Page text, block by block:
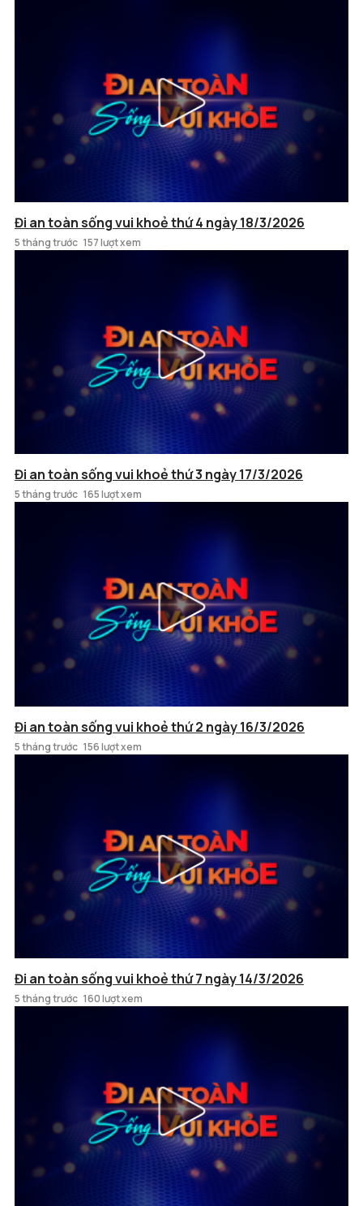
Đi an toàn sống vui khoẻ thứ 4 ngày 18/3/2026
5 tháng trước 157 lượt xem
Đi an toàn sống vui khoẻ thứ 3 ngày 17/3/2026
5 tháng trước 165 lượt xem
Đi an toàn sống vui khoẻ thứ 2 ngày 16/3/2026
5 tháng trước 156 lượt xem
Đi an toàn sống vui khoẻ thứ 7 ngày 14/3/2026
5 tháng trước 160 lượt xem